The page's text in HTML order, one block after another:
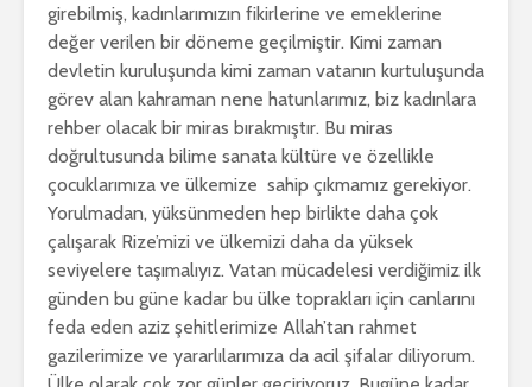
girebilmiş, kadınlarımızın fikirlerine ve emeklerine
değer verilen bir döneme geçilmiştir. Kimi zaman
devletin kuruluşunda kimi zaman vatanın kurtuluşunda
görev alan kahraman nene hatunlarımız, biz kadınlara
rehber olacak bir miras bırakmıştır. Bu miras
doğrultusunda bilime sanata kültüre ve özellikle
çocuklarımıza ve ülkemize sahip çıkmamız gerekiyor.
Yorulmadan, yüksünmeden hep birlikte daha çok
çalışarak Rize’mizi ve ülkemizi daha da yüksek
seviyelere taşımalıyız. Vatan mücadelesi verdiğimiz ilk
günden bu güne kadar bu ülke toprakları için canlarını
feda eden aziz şehitlerimize Allah’tan rahmet
gazilerimize ve yararlılarımıza da acil şifalar diliyorum.